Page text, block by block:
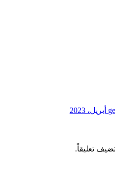
تعليقاً.